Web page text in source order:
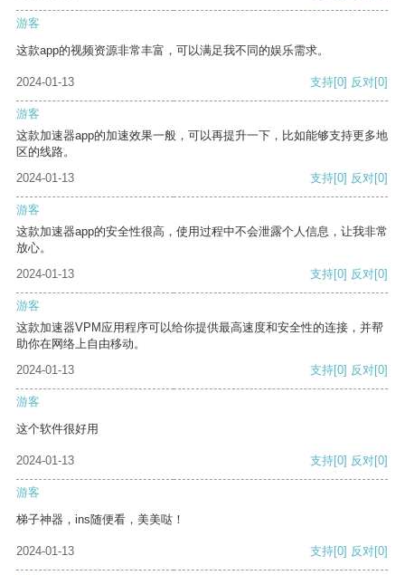
游客
这款app的视频资源非常丰富，可以满足我不同的娱乐需求。
2024-01-13 支持[0] 反对[0]
游客
这款加速器app的加速效果一般，可以再提升一下，比如能够支持更多地
区的线路。
2024-01-13
支持[0] 反对[0]
游客
这款加速器app的安全性很高，使用过程中不会泄露个人信息，让我非常
放心。
2024-01-13
支持[0] 反对[0]
游客
这款加速器VPM应用程序可以给你提供最高速度和安全性的连接，并帮
助你在网络上自由移动。
2024-01-13
支持[0] 反对[0]
游客
这个软件很好用
2024-01-13 支持[0] 反对[0]
游客
梯子神器，ins随便看，美美哒！
2024-01-13 支持[0] 反对[0]